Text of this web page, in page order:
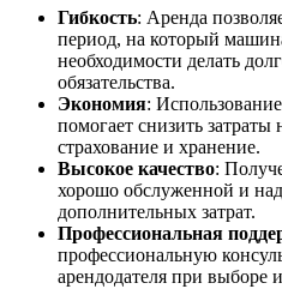
Гибкость: Аренда
период, на который
необходимости делать
обязательства.
Экономия: Использование
помогает снизить
страхование и хранение.
Высокое качество:
хорошо обслуженной и
дополнительных затрат.
Профессиональная
профессиональную
арендодателя при выборе